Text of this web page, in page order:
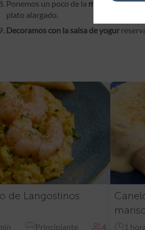
Ponemos un poco de la mezcla en
plato alargado.
Decoramos con la salsa de yogur
de Langostinos
Principiante 4 1